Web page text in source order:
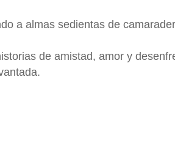
a almas sedientas de
de amistad, amor y